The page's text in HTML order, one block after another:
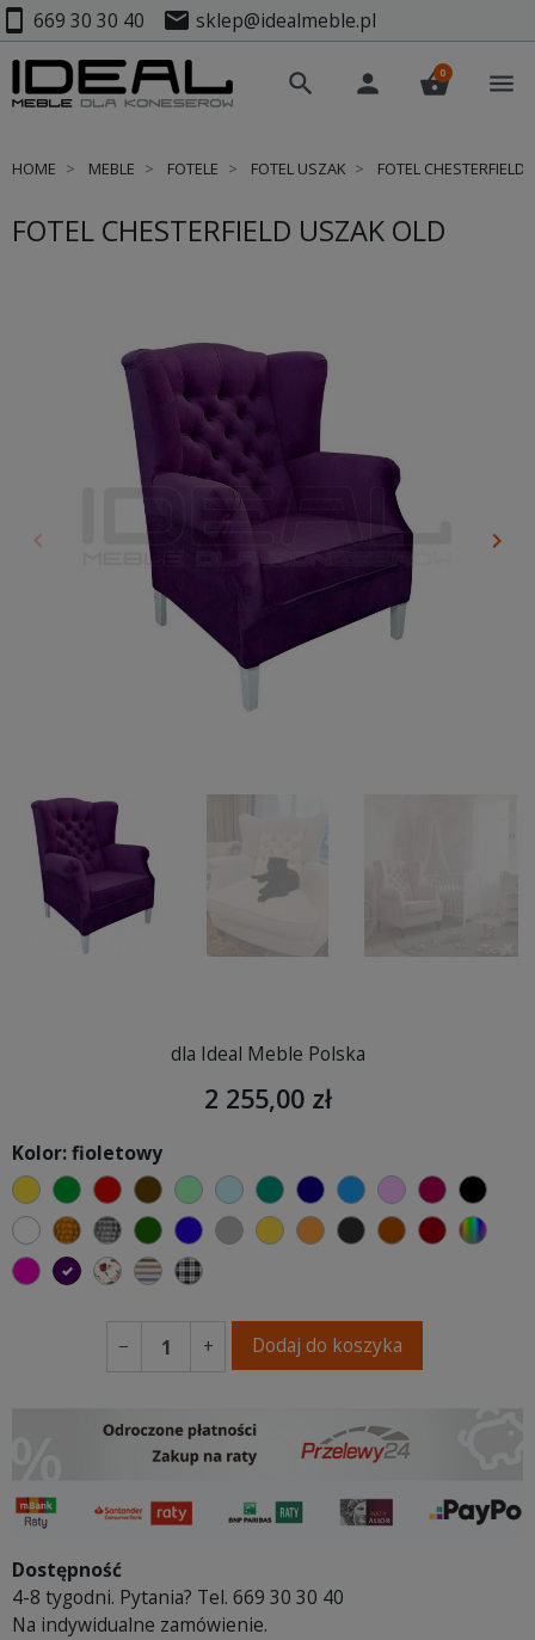
smartphone 669 30 30 40 mail sklep@idealmeble.pl
search person shopping_basket
0 menu
HOME MEBLE FOTELE FOTEL USZAK FOTEL CHESTERFIELD
FOTEL CHESTERFIELD USZAK OLD
Poprzedni
keyboard_arrow_left keyboard_arrow_right
dla Ideal Meble Polska
2 255,00 zł
Kolor: fioletowy
żółtyzielonyczerwonyczekoladowy
miętowybłękitnyturkusowygranatowyniebieski
różowymalinowy
białyzłotysrebrnybutelkowa zieleń
ciemno niebieski
szarymusztardowy
pomarańczowy
antracytowy
ceglastybordowy
fuksjafioletowyKwiatowy
PaskiKratka
− + Dodaj do koszyka
Dostępność
4-8 tygodni. Pytania? Tel. 669 30 30 40
Na indywidualne zamówienie.